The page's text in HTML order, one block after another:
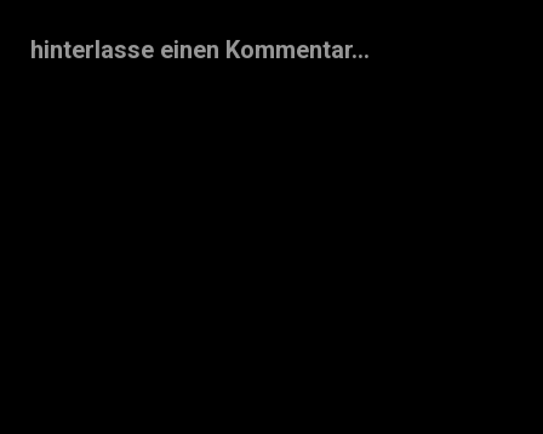
hinterlasse einen Kommentar...